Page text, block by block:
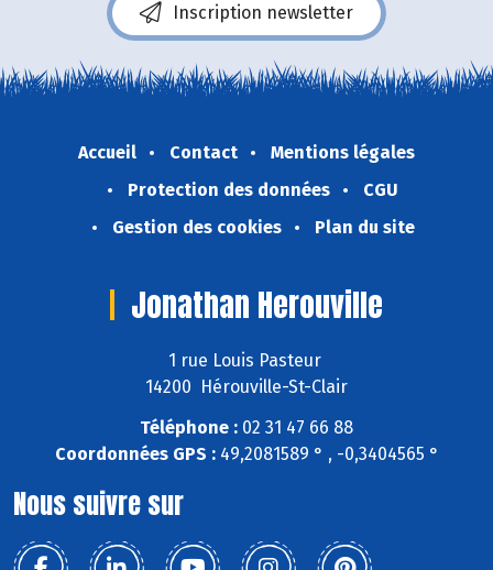
Inscription newsletter
Accueil Contact
Mentions légales
Protection des données
CGU
Gestion des cookies
Plan du site
Jonathan Herouville
1 rue Louis Pasteur
14200 Hérouville-St-Clair
Téléphone : 02 31 47 66 88
Coordonnées GPS :49,2081589 ° , -0,3404565 °
Nous suivre sur